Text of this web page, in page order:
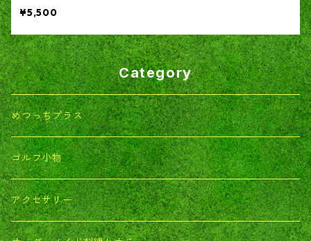
¥5,500
Category
めつっちプラス
ゴルフ小物
アクセサリー